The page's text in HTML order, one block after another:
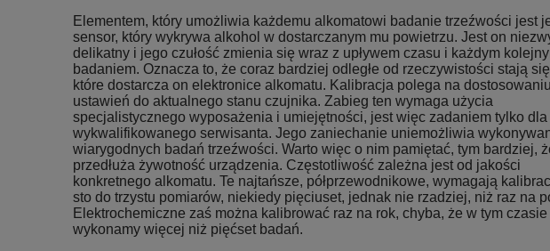
Elementem, który umożliwia każdemu alkomatowi badanie trzeźwości jest
sensor, który wykrywa alkohol w dostarczanym mu powietrzu. Jest on
delikatny i jego czułość zmienia się wraz z upływem czasu i każdym
badaniem. Oznacza to, że coraz bardziej odległe od rzeczywistości stają
które dostarcza on elektronice alkomatu. Kalibracja polega na
ustawień do aktualnego stanu czujnika. Zabieg ten wymaga użycia
specjalistycznego wyposażenia i umiejętności, jest więc zadaniem tylko dla
wykwalifikowanego serwisanta. Jego zaniechanie uniemożliwia
wiarygodnych badań trzeźwości. Warto więc o nim pamiętać, tym bardziej,
przedłuża żywotność urządzenia. Częstotliwość zależna jest od jakości
konkretnego alkomatu. Te najtańsze, półprzewodnikowe, wymagają
sto do trzystu pomiarów, niekiedy pięciuset, jednak nie rzadziej, niż raz na
Elektrochemiczne zaś można kalibrować raz na rok, chyba, że w tym czasie
wykonamy więcej niż pięćset badań.